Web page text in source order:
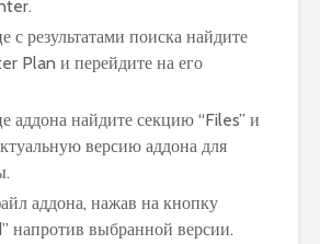
с результатами поиска найдите
Plan и перейдите на его
аддона найдите секцию “Files” и
версию аддона для
аддона, нажав на кнопку
напротив выбранной версии.